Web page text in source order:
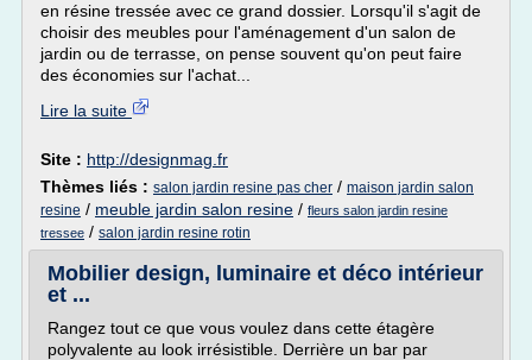
en résine tressée avec ce grand dossier. Lorsqu'il s'agit de
choisir des meubles pour l'aménagement d'un salon de
jardin ou de terrasse, on pense souvent qu'on peut faire
des économies sur l'achat...
Lire la suite
Site : http://designmag.fr
Thèmes liés : salon jardin resine pas cher / maison jardin salon
resine / meuble jardin salon resine / fleurs salon jardin resine
tressee / salon jardin resine rotin
Mobilier design, luminaire et déco intérieur
et ...
Rangez tout ce que vous voulez dans cette étagère
polyvalente au look irrésistible. Derrière un bar par